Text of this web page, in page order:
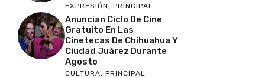
EXPRESIÓN , PRINCIPAL
Anuncian Ciclo De Cine
Gratuito En Las
Cinetecas De Chihuahua Y
Ciudad Juárez Durante
Agosto
CULTURA, PRINCIPAL